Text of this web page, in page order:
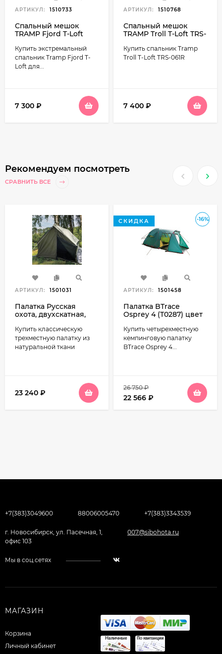
АРТИКУЛ: 1510733
Спальный мешок
TRAMP Fjord T-Loft
Купить экстремальный
спальник Tramp Fjord T-
Loft для...
7 300 ₽
АРТИКУЛ: 1510768
Спальный мешок
TRAMP Troll T-Loft TRS-
Купить спальник Tramp
Troll T-Loft TRS-061R
7 400 ₽
Рекомендуем посмотреть
СРАВНИТЬ ВСЕ
АРТИКУЛ: 1501031
Палатка Русская
охота, двухскатная,
карманом для
дымохода, 3-местная
Купить классическую
трехместную палатку из
натуральной ткани
23 240 ₽
-16%
СКИДКА
АРТИКУЛ: 1501458
Палатка BTrace
Osprey 4 (T0287) цвет
Купить четырехместную
кемпинговую палатку
BTrace Osprey 4...
26 750₽
22 566 ₽
+7(383)3049600 88006005470 +7(383)3343539
г. Новосибирск, ул. Пасечная, 1,
офис 103
007@sibohota.ru
Мы в соц.сетях
МАГАЗИН
Корзина
Личный кабинет